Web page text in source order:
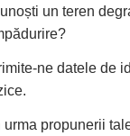
un teren
ne datele de
urma propunerii